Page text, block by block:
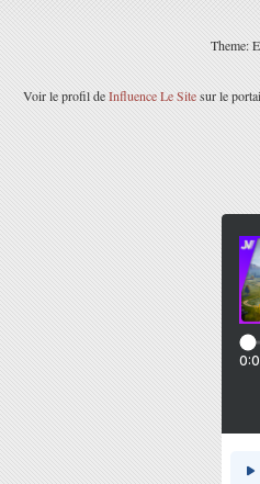
Theme:
Voir le profil deInfluence Le Sitesur le